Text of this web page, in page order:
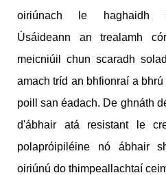
oiriúnach le haghaidh
Úsáideann an trealamh
meicniúil chun scaradh
amach tríd an bhfionraí a
poill san éadach. De ghnáth
d'ábhair atá resistant le
polapróipiléine nó ábhair
oiriúnú do thimpeallachtaí